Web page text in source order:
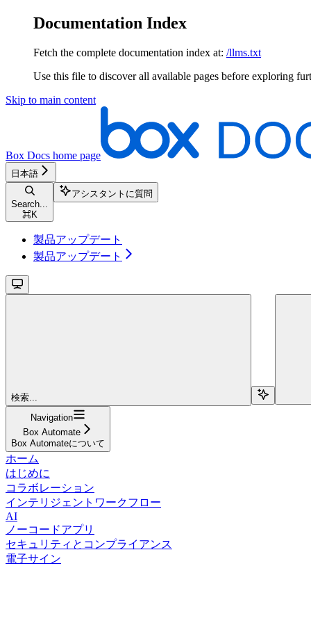
Documentation Index
Fetch the complete documentation index at: /llms.txt
Use this file to discover all available pages before exploring
Skip to main content
Box Docs home page
日本語
Search...
⌘K
アシスタントに質問
製品アップデート
製品アップデート
検索...
Navigation
Box Automate
Box Automateについて
ホーム
はじめに
コラボレーション
インテリジェントワークフロー
AI
ノーコードアプリ
セキュリティとコンプライアンス
電子サイン